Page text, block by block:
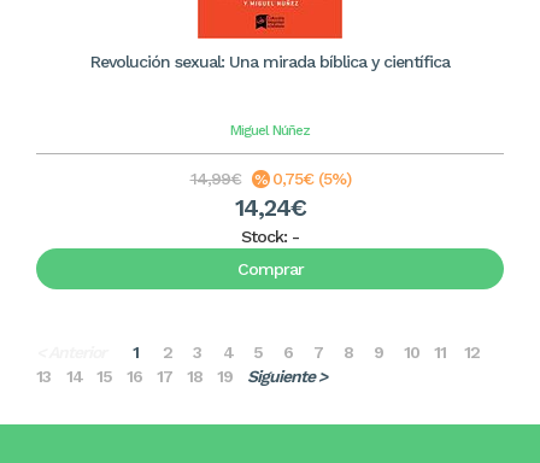
Revolución sexual: Una mirada bíblica y científica
Miguel Núñez
14,99€ 0,75€ (5%)
14,24€
Stock: -
Comprar
1 2 3 4 5 6 7 8 9 10 11
12
13
14 15 16 17 18 19 Siguiente >